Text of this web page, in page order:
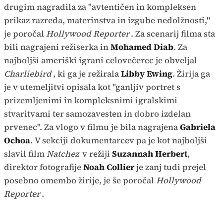
drugim nagradila za "avtentičen in kompleksen
prikaz razreda, materinstva in izgube nedolžnosti,"
je poročal Hollywood Reporter. Za scenarij filma sta
bili nagrajeni režiserka inMohamed Diab. Za
najboljši ameriški igrani celovečerec je obveljal
Charliebird, ki ga je režiralaLibby Ewing. Žirija ga
je v utemeljitvi opisala kot "ganljiv portret s
prizemljenimi in kompleksnimi igralskimi
stvaritvami ter samozavesten in dobro izdelan
prvenec". Za vlogo v filmu je bila nagrajenaGabriela
Ochoa. V sekciji dokumentarcev pa je kot najboljši
slavil filmNatchez v režiji Suzannah Herbert,
direktor fotografijeNoah Collierje zanj tudi prejel
posebno omembo žirije, je še poročal Hollywood
Reporter.